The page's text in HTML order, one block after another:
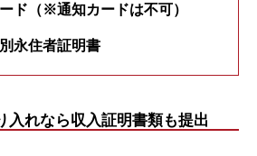
ド（※通知カードは不可）
永住者証明書
れなら収入証明書類も提出